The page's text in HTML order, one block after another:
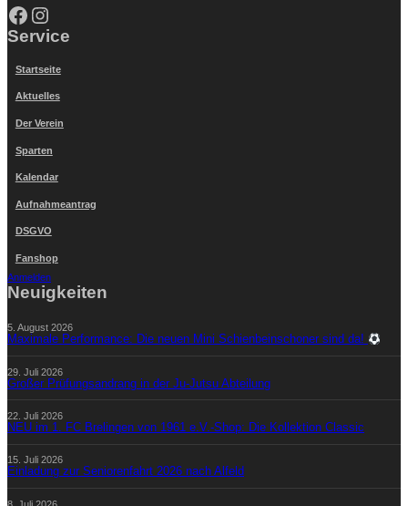
Facebook Instagram
Service
Startseite
Aktuelles
Der Verein
Sparten
Kalendar
Aufnahmeantrag
DSGVO
Fanshop
Anmelden
Neuigkeiten
5. August 2026
Maximale Performance: Die neuen Mini Schienbeinschoner sind da!
29. Juli 2026
Großer Prüfungsandrang in der Ju-Jutsu Abteilung
22. Juli 2026
NEU im 1. FC Brelingen von 1961 e.V.-Shop: Die Kollektion Classic
15. Juli 2026
Einladung zur Seniorenfahrt 2026 nach Alfeld